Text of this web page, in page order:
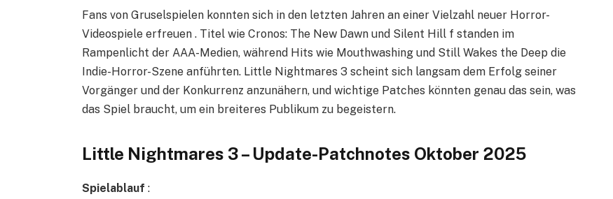
Fans von Gruselspielen konnten sich in den letzten Jahren an einer Vielzahl neuer Horror-
Videospiele erfreuen . Titel wie Cronos: The New Dawn und Silent Hill f standen im
Rampenlicht der AAA-Medien, während Hits wie Mouthwashing und Still Wakes the Deep die
Indie-Horror-Szene anführten. Little Nightmares 3 scheint sich langsam dem Erfolg seiner
Vorgänger und der Konkurrenz anzunähern, und wichtige Patches könnten genau das sein, was
das Spiel braucht, um ein breiteres Publikum zu begeistern.
Little Nightmares 3 – Update-Patchnotes Oktober 2025
Spielablauf :